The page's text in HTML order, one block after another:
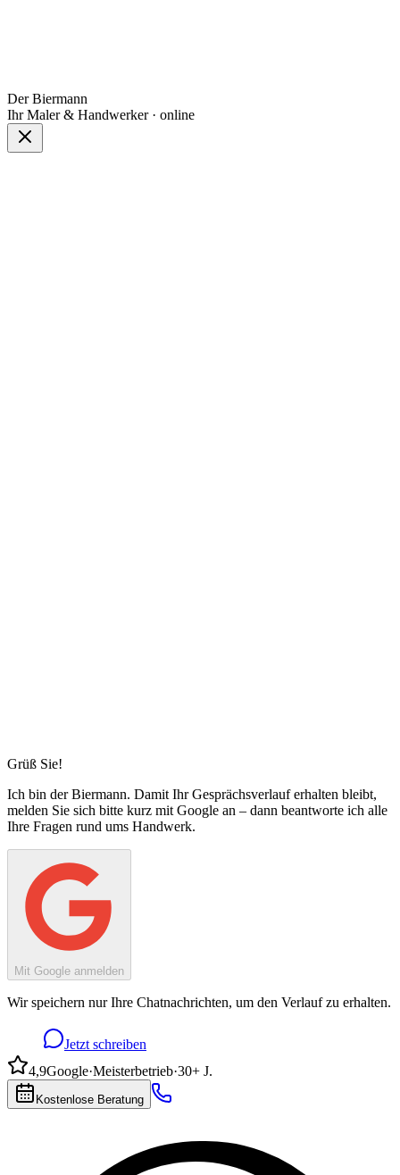
Der Biermann
Ihr Maler & Handwerker · online
Grüß Sie!
Ich bin der Biermann. Damit Ihr Gesprächsverlauf erhalten bleibt,
melden Sie sich bitte kurz mit Google an – dann beantworte ich alle
Ihre Fragen rund ums Handwerk.
Mit Google anmelden
Wir speichern nur Ihre Chatnachrichten, um den Verlauf zu erhalten.
Jetzt schreiben
4,9Google·Meisterbetrieb·30+ J.
Kostenlose Beratung